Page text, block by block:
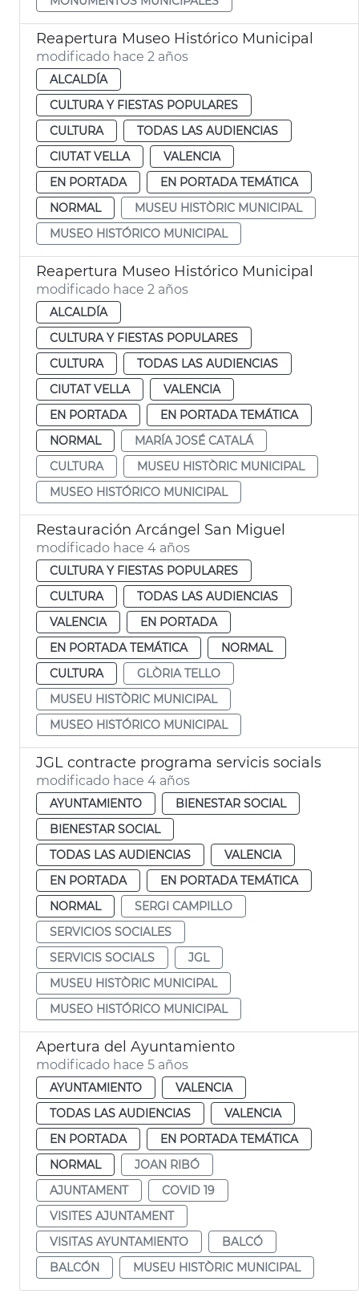
Reapertura Museo Histórico Municipal
modificado hace 2 años
ALCALDÍA
CULTURA Y FIESTAS POPULARES
CULTURA
TODAS LAS AUDIENCIAS
CIUTAT VELLA
VALENCIA
EN PORTADA
EN PORTADA TEMÁTICA
NORMAL
MUSEU HISTÒRIC MUNICIPAL
MUSEO HISTÓRICO MUNICIPAL
Reapertura Museo Histórico Municipal
modificado hace 2 años
ALCALDÍA
CULTURA Y FIESTAS POPULARES
CULTURA
TODAS LAS AUDIENCIAS
CIUTAT VELLA
VALENCIA
EN PORTADA
EN PORTADA TEMÁTICA
NORMAL
MARÍA JOSÉ CATALÁ
CULTURA
MUSEU HISTÒRIC MUNICIPAL
MUSEO HISTÓRICO MUNICIPAL
Restauración Arcángel San Miguel
modificado hace 4 años
CULTURA Y FIESTAS POPULARES
CULTURA
TODAS LAS AUDIENCIAS
VALENCIA
EN PORTADA
EN PORTADA TEMÁTICA
NORMAL
CULTURA
GLÒRIA TELLO
MUSEU HISTÒRIC MUNICIPAL
MUSEO HISTÓRICO MUNICIPAL
JGL contracte programa servicis socials
modificado hace 4 años
AYUNTAMIENTO
BIENESTAR SOCIAL
BIENESTAR SOCIAL
TODAS LAS AUDIENCIAS
VALENCIA
EN PORTADA
EN PORTADA TEMÁTICA
NORMAL
SERGI CAMPILLO
SERVICIOS SOCIALES
SERVICIS SOCIALS
JGL
MUSEU HISTÒRIC MUNICIPAL
MUSEO HISTÓRICO MUNICIPAL
Apertura del Ayuntamiento
modificado hace 5 años
AYUNTAMIENTO
VALENCIA
TODAS LAS AUDIENCIAS
VALENCIA
EN PORTADA
EN PORTADA TEMÁTICA
NORMAL
JOAN RIBÓ
AJUNTAMENT
COVID 19
VISITES AJUNTAMENT
VISITAS AYUNTAMIENTO
BALCÓ
BALCÓN
MUSEU HISTÒRIC MUNICIPAL